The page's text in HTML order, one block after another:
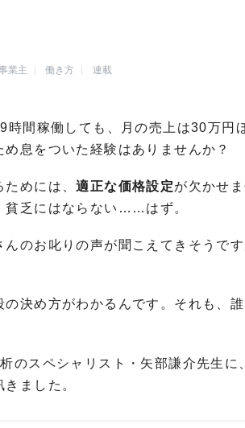
業主 働き方 連載
間稼働しても、月の売上は30万円
息をついた経験はありませんか？
ためには、適正な価格設定が欠かせ
貧乏にはならない……はず。
のお叱りの声が聞こえてきそうです
決め方がわかるんです。それも、
のスペシャリスト・矢部謙介先生に
きました。